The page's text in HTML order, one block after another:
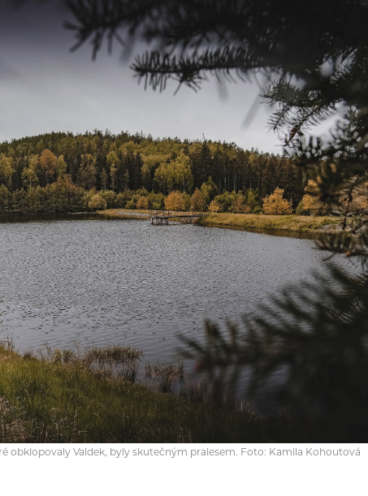
obklopovaly Valdek, byly skutečným pralesem. Foto: Kamila Kohoutová